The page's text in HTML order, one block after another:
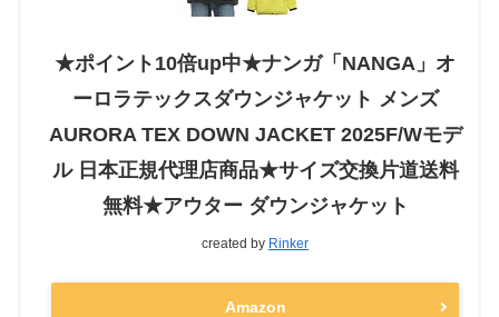
★ポイント10倍up中★ナンガ「NANGA」オ
ーロラテックスダウンジャケット メンズ
AURORA TEX DOWN JACKET 2025F/Wモデ
ル 日本正規代理店商品★サイズ交換片道送料
無料★アウター ダウンジャケット
created by Rinker
Amazon